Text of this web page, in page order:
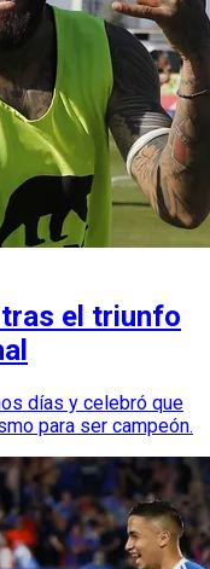
el triunfo
días y celebró que
para ser campeón.